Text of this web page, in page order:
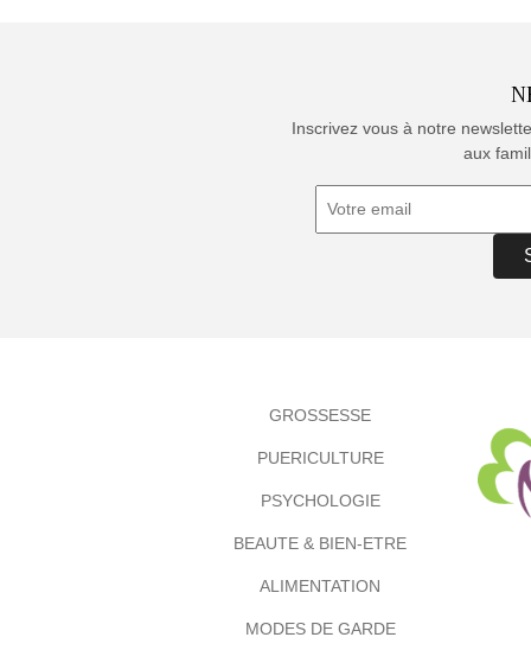
Inscrivez vous à notre
aux
GROSSESSE
PUERICULTURE
PSYCHOLOGIE
BEAUTE & BIEN-ETRE
ALIMENTATION
MODES DE GARDE